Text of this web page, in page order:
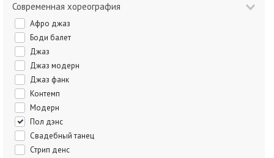
Современная хореография
Афро джаз
Боди балет
Джаз
Джаз модерн
Джаз фанк
Контемп
Модерн
Пол дэнс
Свадебный танец
Стрип денс